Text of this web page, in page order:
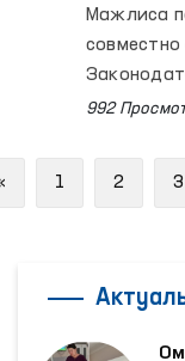
Мажлиса
Ташкенте.
992
Previous
1 2 3